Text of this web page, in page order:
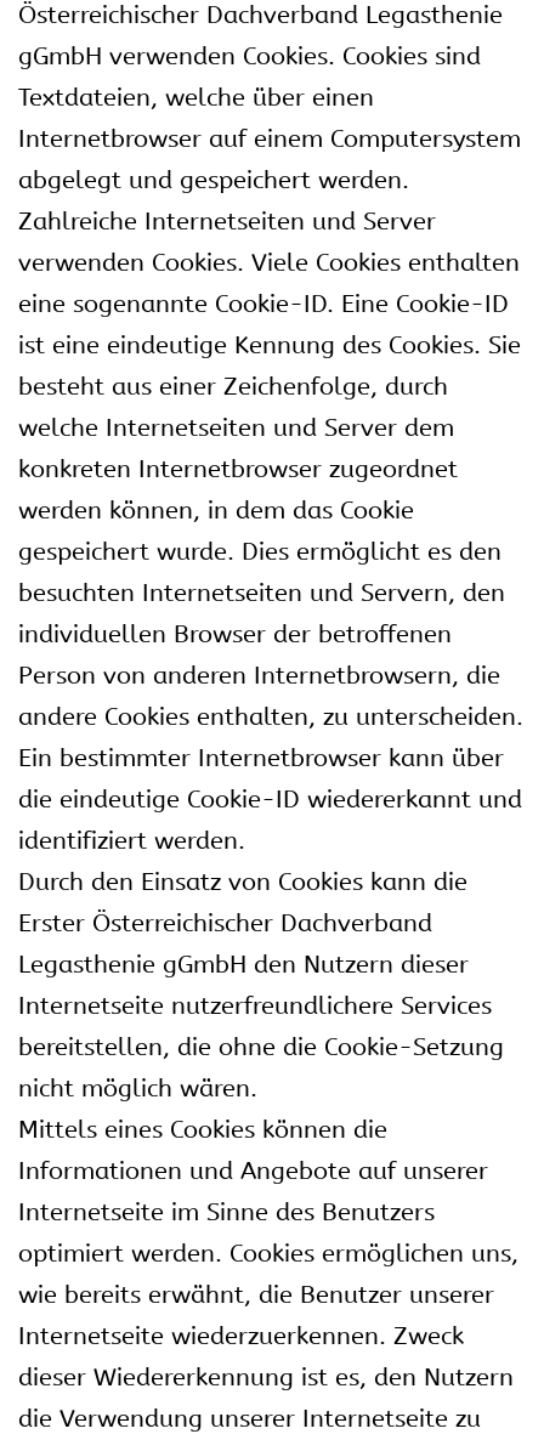
Österreichischer Dachverband Legasthenie
gGmbH verwenden Cookies. Cookies sind
Textdateien, welche über einen
Internetbrowser auf einem Computersystem
abgelegt und gespeichert werden.
Zahlreiche Internetseiten und Server
verwenden Cookies. Viele Cookies enthalten
eine sogenannte Cookie-ID. Eine Cookie-ID
ist eine eindeutige Kennung des Cookies. Sie
besteht aus einer Zeichenfolge, durch
welche Internetseiten und Server dem
konkreten Internetbrowser zugeordnet
werden können, in dem das Cookie
gespeichert wurde. Dies ermöglicht es den
besuchten Internetseiten und Servern, den
individuellen Browser der betroffenen
Person von anderen Internetbrowsern, die
andere Cookies enthalten, zu unterscheiden.
Ein bestimmter Internetbrowser kann über
die eindeutige Cookie-ID wiedererkannt und
identifiziert werden.
Durch den Einsatz von Cookies kann die
Erster Österreichischer Dachverband
Legasthenie gGmbH den Nutzern dieser
Internetseite nutzerfreundlichere Services
bereitstellen, die ohne die Cookie-Setzung
nicht möglich wären.
Mittels eines Cookies können die
Informationen und Angebote auf unserer
Internetseite im Sinne des Benutzers
optimiert werden. Cookies ermöglichen uns,
wie bereits erwähnt, die Benutzer unserer
Internetseite wiederzuerkennen. Zweck
dieser Wiedererkennung ist es, den Nutzern
die Verwendung unserer Internetseite zu